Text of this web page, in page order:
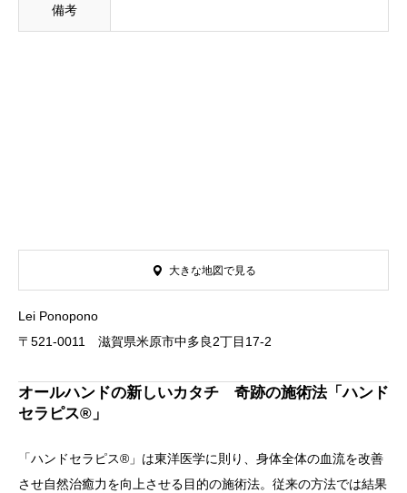
備考
Lei Ponopono
〒521-0011 滋賀県米原市中多良2丁目17-2
大きな地図で見る
オールハンドの新しいカタチ 奇跡の施術法「ハンド
セラピス®」
「ハンドセラピス®」は東洋医学に則り、身体全体の血流を改善
させ自然治癒力を向上させる目的の施術法。従来の方法では結果